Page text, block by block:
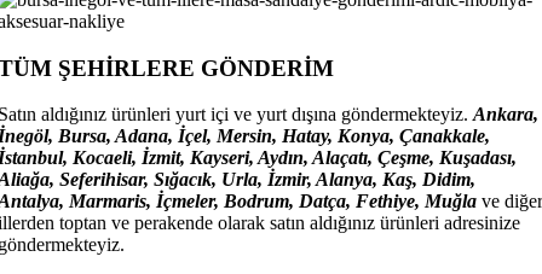
ŞEHİRLERE GÖNDERİM
aldığınız ürünleri yurt içi ve yurt dışına göndermekteyiz.Ankara,
Bursa, Adana, İçel, Mersin, Hatay, Konya, Çanakkale,
Kocaeli, İzmit, Kayseri, Aydın, Alaçatı, Çeşme, Kuşadası,
Seferihisar, Sığacık, Urla, İzmir, Alanya, Kaş, Didim,
Marmaris, İçmeler, Bodrum, Datça, Fethiye, Muğla ve diğer
toptan ve perakende olarak satın aldığınız ürünleri adresinize